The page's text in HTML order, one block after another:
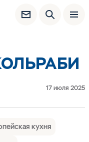
17 июля 2025
кухня